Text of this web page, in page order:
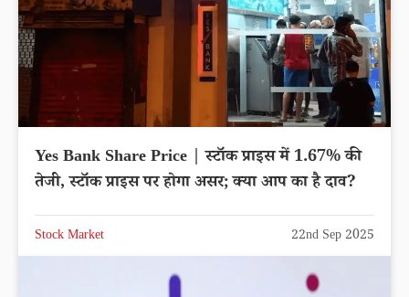
Yes Bank Share Price | स्टॉक प्राइस में 1.67% की
तेजी, स्टॉक प्राइस पर होगा असर; क्या आप का है दाव?
Stock Market 22nd Sep 2025